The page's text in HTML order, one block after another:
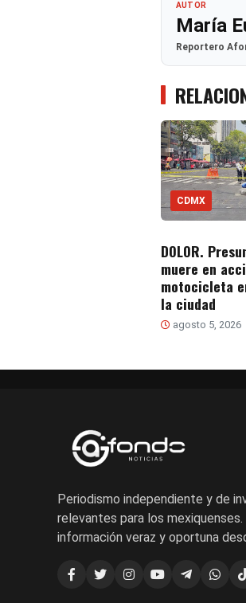
AUTOR
María
Reportero
CDMX
DOLOR.
muere en
motocicleta
la ciudad
agosto 5, 2026
Periodismo independiente y de
relevantes para los
información veraz y oportuna